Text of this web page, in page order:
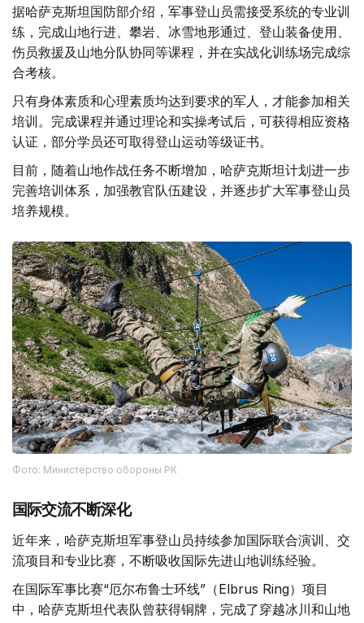
据哈萨克斯坦国防部介绍，军事登山员需接受系统的专业训
练，完成山地行进、攀岩、冰雪地形通过、登山装备使用、
伤员救援及山地分队协同等课程，并在实战化训练场完成综
合考核。
只有身体素质和心理素质均达到要求的军人，才能参加相关
培训。完成课程并通过理论和实操考试后，可获得相应资格
认证，部分学员还可取得登山运动等级证书。
目前，随着山地作战任务不断增加，哈萨克斯坦计划进一步
完善培训体系，加强教官队伍建设，并逐步扩大军事登山员
培养规模。
Фото: Министерство обороны РК
国际交流不断深化
近年来，哈萨克斯坦军事登山员持续参加国际联合演训、交
流项目和专业比赛，不断吸收国际先进山地训练经验。
在国际军事比赛“厄尔布鲁士环线”（Elbrus Ring）项目
中，哈萨克斯坦代表队曾获得铜牌，完成了穿越冰川和山地